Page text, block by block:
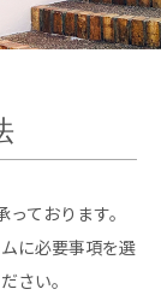
ております。
に必要事項を選
さい。